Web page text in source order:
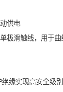
供电
单极滑触线，用于
缘实现高安全级别